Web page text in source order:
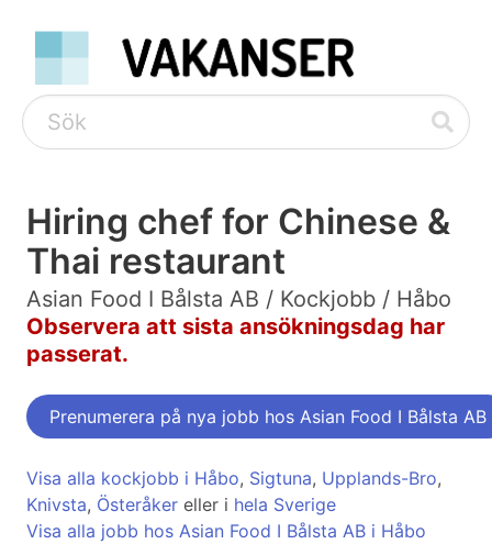
Hiring chef for Chinese &
Thai restaurant
Asian Food I Bålsta AB / Kockjobb / Håbo
Observera att sista ansökningsdag har
passerat.
Prenumerera på nya jobb hos Asian Food I Bålsta AB
Visa alla kockjobb i Håbo, Sigtuna, Upplands-Bro,
Knivsta, Österåker eller i hela Sverige
Visa alla jobb hos Asian Food I Bålsta AB i Håbo